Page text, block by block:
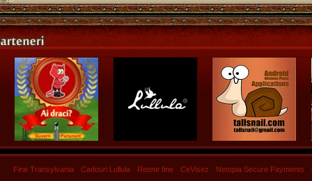
Fine Transylvania Cadouri Lullula Retete fine CeVisez Netopia Secure Payments